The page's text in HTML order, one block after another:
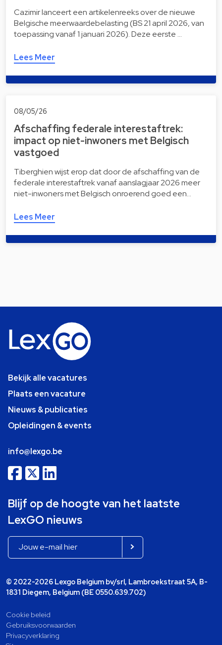
Cazimir lanceert een artikelenreeks over de nieuwe
Belgische meerwaardebelasting (BS 21 april 2026, van
toepassing vanaf 1 januari 2026). Deze eerste …
Lees Meer
08/05/26
Afschaffing federale interestaftrek:
impact op niet-inwoners met Belgisch
vastgoed
Tiberghien wijst erop dat door de afschaffing van de
federale interestaftrek vanaf aanslagjaar 2026 meer
niet-inwoners met Belgisch onroerend goed een…
Lees Meer
Bekijk alle vacatures
Plaats een vacature
Nieuws & publicaties
Opleidingen & events
info@lexgo.be
Blijf op de hoogte van het laatste
LexGO nieuws
© 2022-2026 Lexgo Belgium bv/srl, Lambroekstraat 5A, B-
1831 Diegem, Belgium (BE 0550.639.702)
Cookie beleid
Gebruiksvoorwaarden
Privacyverklaring